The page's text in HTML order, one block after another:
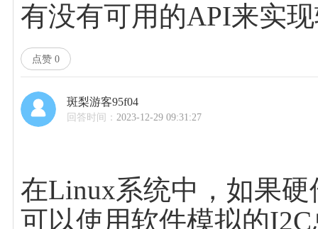
有没有可用的API来实
点赞 0
斑梨游客95f04
回答时间：2023-12-29 09:31:27
在Linux系统中，如果
可以使用软件模拟的